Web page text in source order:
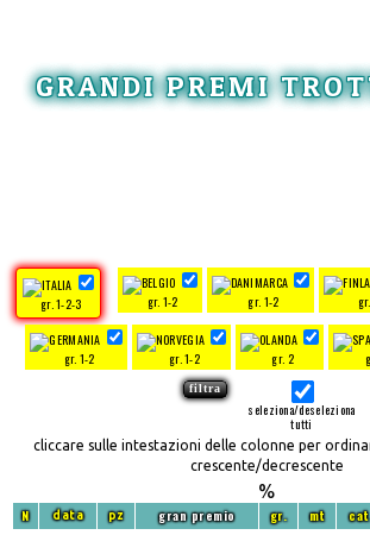
GRANDI PREMI
gr. 1-2-3 gr. 1-2 gr. 1-2
gr. 1-2 gr. 1-2 gr. 2
seleziona/deseleziona
tutti
cliccare sulle intestazioni delle colonne per
crescente/decrescente
%
N data pz gran premio gr. mt